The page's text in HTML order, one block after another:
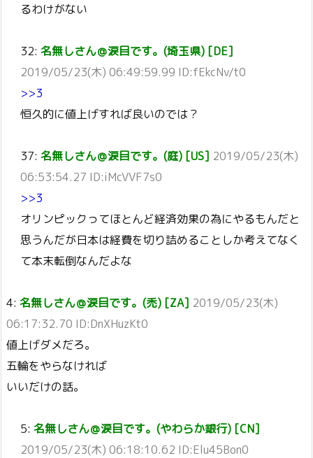
るわけがない
32: 名無しさん＠涙目です。(埼玉県) [DE]
2019/05/23(木) 06:49:59.99 ID:fEkcNv/t0
>>3
恒久的に値上げすれば良いのでは？
37: 名無しさん＠涙目です。(庭) [US] 2019/05/23(木)
06:53:54.27 ID:iMcVVF7s0
>>3
オリンピックってほとんど経済効果の為にやるもんだと
思うんだが日本は経費を切り詰めることしか考えてなく
て本末転倒なんだよな
4: 名無しさん＠涙目です。(禿) [ZA] 2019/05/23(木)
06:17:32.70 ID:DnXHuzKt0
値上げダメだろ。
五輪をやらなければ
いいだけの話。
5: 名無しさん＠涙目です。(やわらか銀行) [CN]
2019/05/23(木) 06:18:10.62 ID:Elu45Bon0